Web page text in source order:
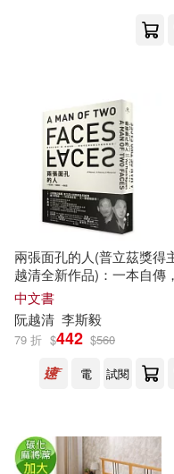
鄭竹涵(10)
鍋島テツヒロ(10)
青山春兎(10)
鳳ナナ(10)
Aoki Nanase(9)
MC JJ(9)
晶冠出版社(37)
西南師範大學出版
Universal(36)
ライセンスエージ
中國物資出版社(36)
山東大學出版社(36)
兩張面孔的人(普立茲獎得
越清全新作品)：一本自傳
段歷史，一份紀念
中文書
阮越清 李斯毅
79 折 $442 $560
電
試閱